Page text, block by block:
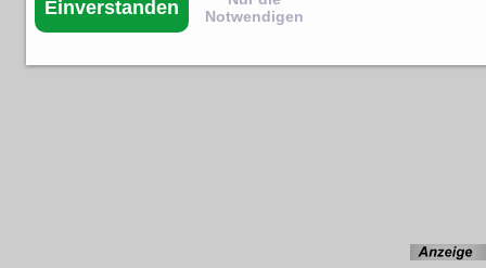
Einverstanden
Notwendigen